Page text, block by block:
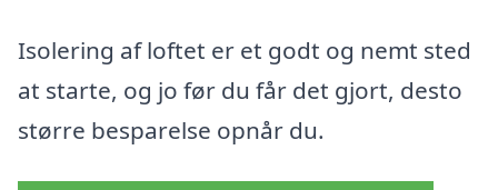
Isolering af loftet er et godt og nemt sted
at starte, og jo før du får det gjort, desto
større besparelse opnår du.